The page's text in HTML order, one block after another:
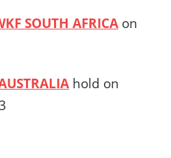
SOUTH AFRICA on
hold on